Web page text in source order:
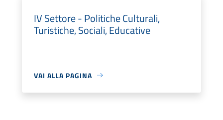
IV Settore - Politiche Culturali,
Turistiche, Sociali, Educative
VAI ALLA PAGINA